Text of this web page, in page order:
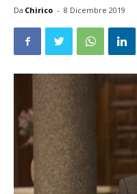
Da Chirico - 8 Dicembre 2019